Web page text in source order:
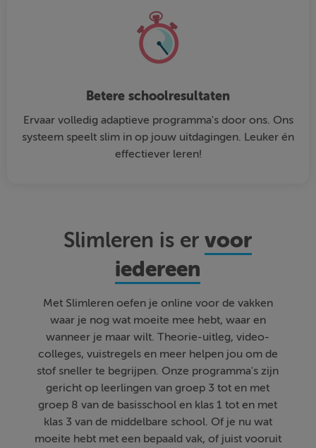
Betere schoolresultaten
Ervaar volledig adaptieve programma's door ons. Ons
systeem speelt slim in op jouw uitdagingen. Leuker én
effectiever leren!
Slimleren is ervoor
iedereen
Met Slimleren oefen je online voor de vakken
waar je nog wat moeite mee hebt, waar en
wanneer je maar wilt. Theorie-uitleg, video-
colleges, vuistregels en meer helpen jou om de
stof sneller te begrijpen. Onze programma's zijn
gericht op leerlingen van groep 3 tot en met
groep 8 van de basisschool en klas 1 tot en met
klas 3 van de middelbare school. Of je nu wat
moeite hebt met een bepaald vak, of juist vooruit